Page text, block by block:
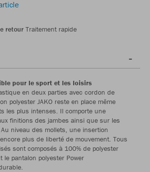
retour Traitement rapide
pour le sport et les loisirs
en deux parties avec cordon de
polyester JAKO reste en place même
les plus intenses. Il comporte une
finitions des jambes ainsi que sur les
niveau des mollets, une insertion
plus de liberté de mouvement. Tous
sont composés à 100% de polyester
le pantalon polyester Power